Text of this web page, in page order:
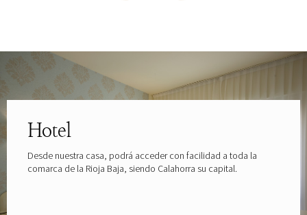
Hotel
Desde nuestra casa, podrá acceder con facilidad a toda la
comarca de la Rioja Baja, siendo Calahorra su capital.